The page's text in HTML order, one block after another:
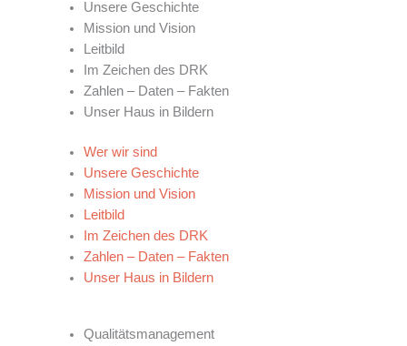
Unsere Geschichte
Mission und Vision
Leitbild
Im Zeichen des DRK
Zahlen – Daten – Fakten
Unser Haus in Bildern
Wer wir sind
Unsere Geschichte
Mission und Vision
Leitbild
Im Zeichen des DRK
Zahlen – Daten – Fakten
Unser Haus in Bildern
Qualitätsmanagement